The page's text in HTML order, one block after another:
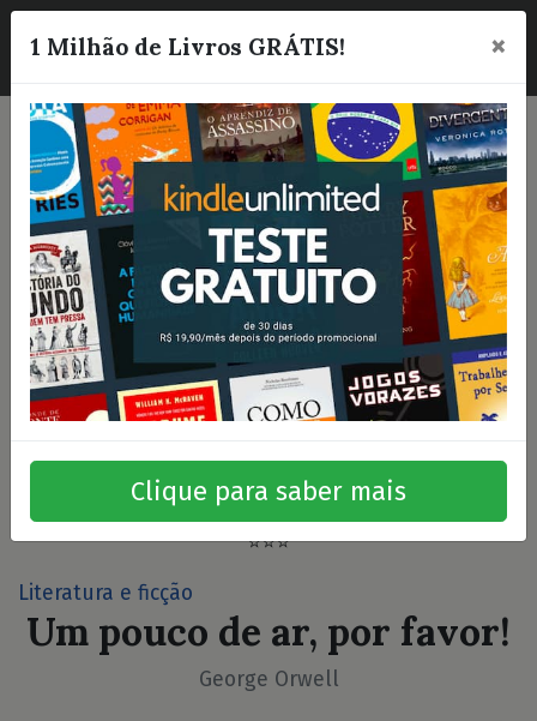
☰
⭐⭐⭐
Literatura e ficção
Um pouco de ar, por favor!
George Orwell
1 Milhão de Livros GRÁTIS! ×
Clique para saber mais